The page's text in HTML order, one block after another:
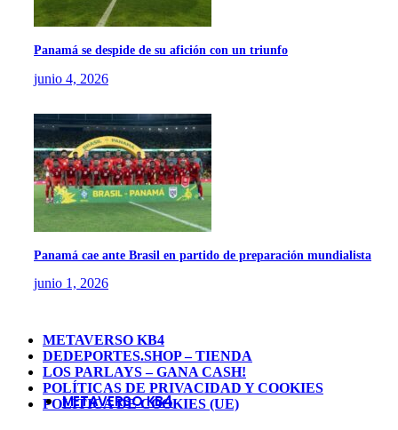
Panamá se despide de su afición con un triunfo
junio 4, 2026
Panamá cae ante Brasil en partido de preparación mundialista
junio 1, 2026
METAVERSO KB4
DEDEPORTES.SHOP – TIENDA
LOS PARLAYS – GANA CASH!
POLÍTICAS DE PRIVACIDAD Y COOKIES
POLÍTICA DE COOKIES (UE)
METAVERSO KB4